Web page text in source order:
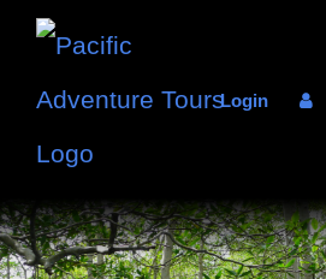
Login